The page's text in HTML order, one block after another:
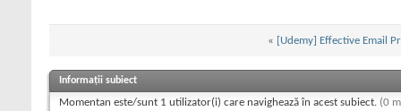
« [Udemy] Effective Email
Informații subiect
Momentan este/sunt 1 utilizator(i) care navighează în acest subiect. (0